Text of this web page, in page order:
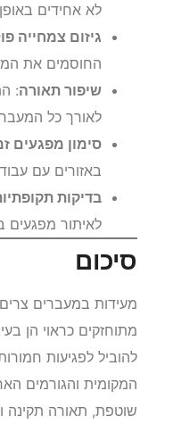
תחזוקה שוטפת
לא אחידים באופן
גיזום צמחייה
החוסמים את
שיפור תאורה:
לאורך כל
סימון מפגעים
באזורים עם
בדיקות
לאיתור מפגעים
מעידות במעברים
מתוחזקים כראוי הן
להוביל לפגיעות
המקומית והגורמים